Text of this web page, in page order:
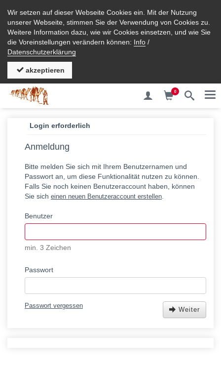
Wir setzen auf dieser Webseite Cookies ein. Mit der Nutzung
unserer Webseite, stimmen Sie der Verwendung von Cookies zu.
Weitere Information dazu, wie wir Cookies einsetzen, und wie Sie
die Voreinstellungen verändern können: Info /
Datenschutzerklärung
akzeptieren
0
Login erforderlich
Anmeldung
Bitte melden Sie sich mit Ihrem Benutzernamen und
Passwort an, um diese Funktionalität nutzen zu können.
Falls Sie noch keinen Benutzeraccount haben, können
Sie sich einen neuen Benutzeraccount erstellen
Benutzer
min. 3 Zeichen
Passwort
Passwort vergessen
Weiter